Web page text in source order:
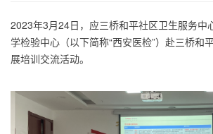
2023年3月24日，应三桥和平社区卫生服务中
学检验中心（以下简称“西安医检”）赴三桥和
展培训交流活动。